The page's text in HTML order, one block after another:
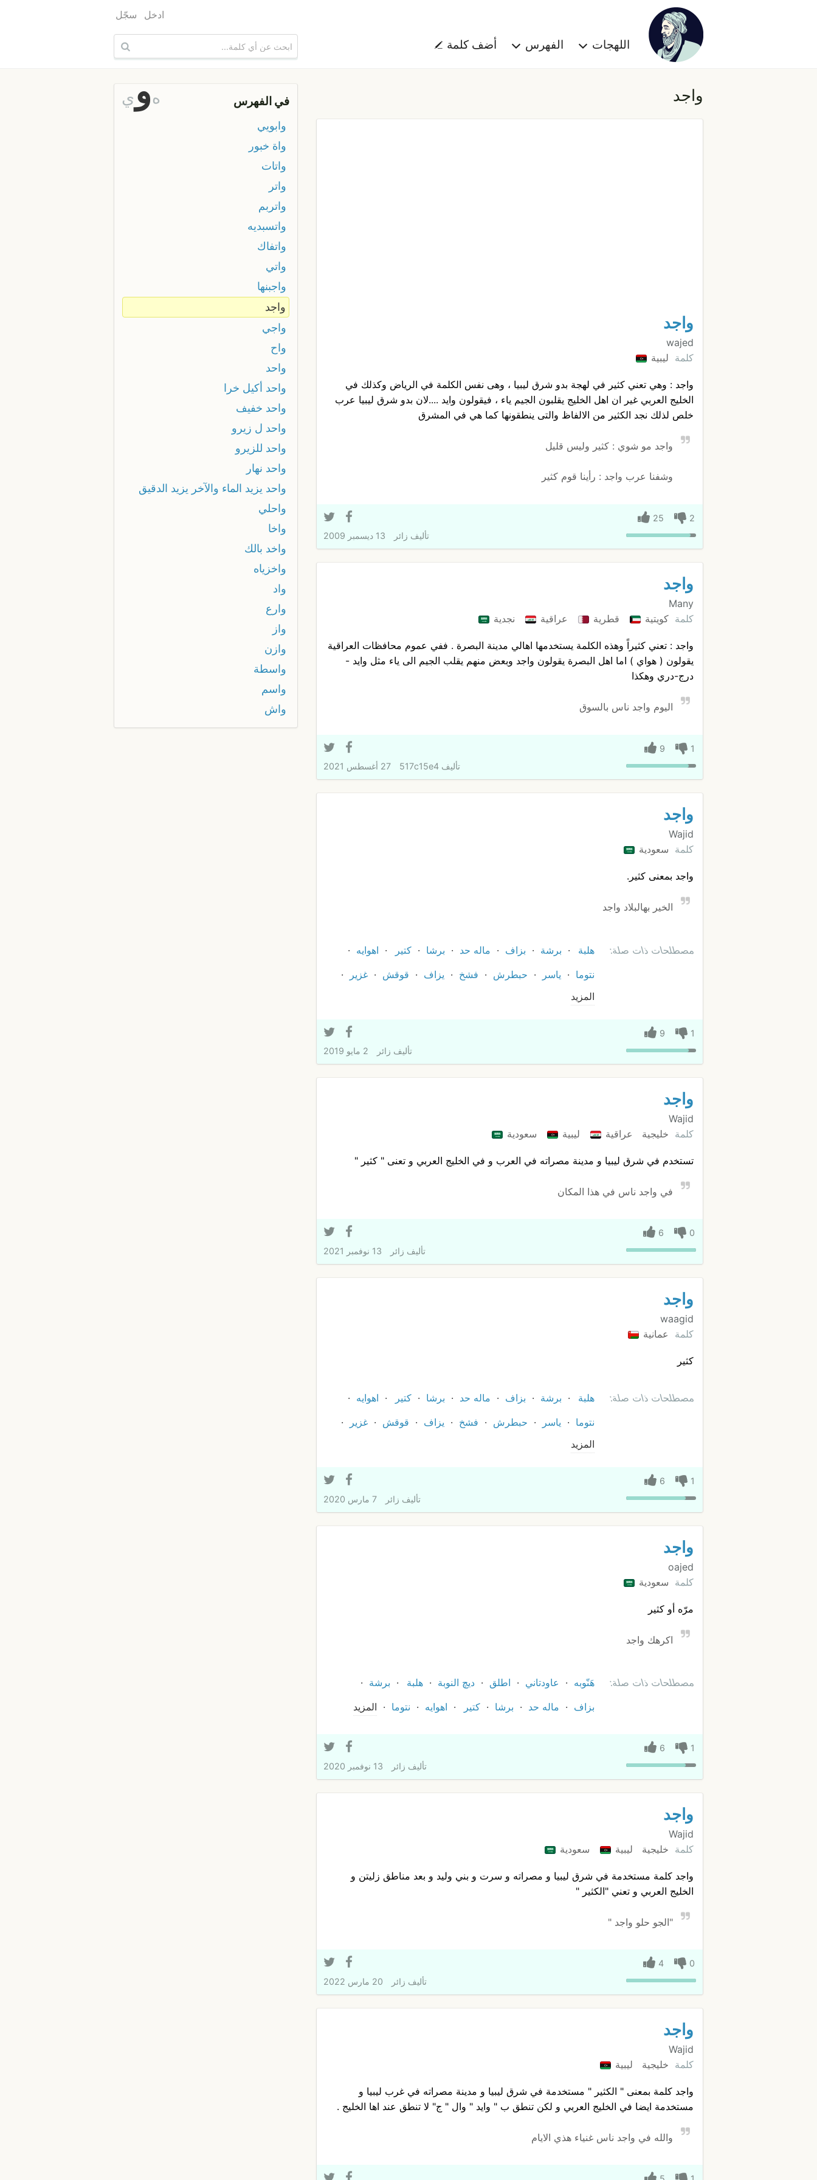
اللهجات الفهرس أضف كلمة
ادخل سجّل
واجد
واجد
wajed
كلمة ليبية
واجد : وهي تعني كثير في لهجة بدو شرق ليبيا ، وهى نفس الكلمة في الرياض وكذلك في
الخليج العربي غير ان اهل الخليج يقلبون الجيم ياء ، فيقولون وايد ....لان بدو شرق ليبيا عرب
خلص لذلك نجد الكثير من الالفاظ والتى ينطقونها كما هي في المشرق
واجد مو شوي : كثير وليس قليل
وشفنا عرب واجد : رأينا قوم كثير
2
25
تأليف زائر 13 ديسمبر 2009
واجد
Many
كلمة كويتية قطرية عراقية نجدية
واجد : تعني كثيراً وهذه الكلمة يستخدمها اهالي مدينة البصرة . ففي عموم محافظات العراقية
يقولون ( هواي ) اما اهل البصرة يقولون واجد وبعض منهم يقلب الجيم الى ياء مثل وايد -
درج-دري وهكذا
اليوم واجد ناس بالسوق
1
9
تأليف517c15e4 27 أغسطس 2021
واجد
Wajid
كلمة سعودية
واجد بمعنى كثير.
الخير بهالبلاد واجد
مصطلحات ذات صلة: هلبة برشة بزاف ماله حد برشا كتير
اهوايه
نتوما
ياسر حبطرش فشخ يزاف قوقش
غزير
المزيد
1
9
تأليف زائر 2 مايو 2019
واجد
Wajid
كلمة خليجية عراقية ليبية سعودية
تستخدم في شرق ليبيا و مدينة مصراته في العرب و في الخليج العربي و تعنى " كثير "
في واجد ناس في هذا المكان
0
6
تأليف زائر 13 نوفمبر 2021
واجد
waagid
كلمة
عمانية
كثير
مصطلحات ذات صلة: هلبة برشة بزاف ماله حد برشا كتير
اهوايه
نتوما
ياسر حبطرش فشخ يزاف قوقش
غزير
المزيد
1
6
تأليف زائر 7 مارس 2020
واجد
oajed
كلمة سعودية
مرّه أو كثير
اكرهك واجد
مصطلحات ذات صلة: هَنّوبه عاودتاني اطلق ديچ النوبة هلبة
برشة
بزاف
ماله حد برشا كتير اهوايه نتوما المزيد
1
6
تأليف زائر 13 نوفمبر 2020
واجد
Wajid
كلمة خليجية ليبية سعودية
واجد كلمة مستخدمة في شرق ليبيا و مصراته و سرت و بني وليد و بعد مناطق زليتن و
الخليج العربي و تعني "الكثير "
"الجو حلو واجد "
0
4
تأليف زائر 20 مارس 2022
واجد
Wajid
كلمة خليجية ليبية
واجد كلمة بمعنى " الكثير " مستخدمة في شرق ليبيا و مدينة مصراته في غرب ليبيا و
مستخدمة ايضا في الخليج العربي و لكن تنطق ب " وايد " وال " ج" لا تنطق عند اها الخليج .
والله في واجد ناس غنياء هذي الايام
في الفهرس هو ي
وابويي
واة خبور
واتات
واتر
واتربم
واتسبديه
واتفاك
واتي
واجبنها
واجد
واجي
واح
واحد
واحد أكيل خرا
واحد خفيف
واحد ل زيرو
واحد للزيرو
واحد نهار
واحد يزيد الماء والآخر يزيد الدقيق
واحلي
واخا
واخد بالك
واخزياه
واد
وارع
واز
وازن
واسطة
واسم
واش